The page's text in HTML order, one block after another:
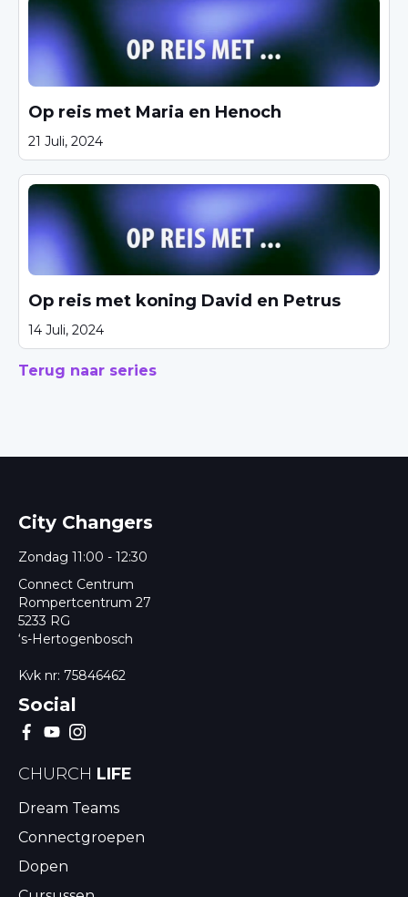
Op reis met Maria en Henoch
21 Juli, 2024
Op reis met koning David en Petrus
14 Juli, 2024
Terug naar series
City Changers
Zondag 11:00 - 12:30
Connect Centrum
Rompertcentrum 27
5233 RG
‘s-Hertogenbosch
Kvk nr: 75846462
Social
CHURCH LIFE
Dream Teams
Connectgroepen
Dopen